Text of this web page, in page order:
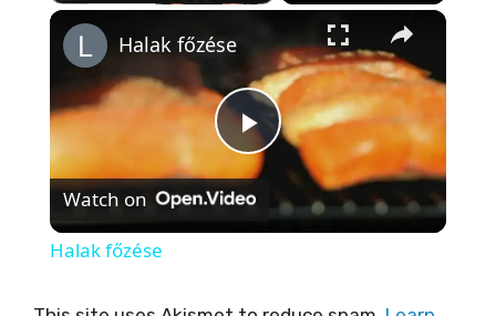
×
P
l
Halak főzése
Watch on
Halak főzése